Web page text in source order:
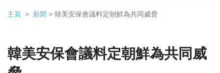
主頁 新聞 > 韓美安保會議料定朝鮮為共同威脅
韓美安保會議料定朝鮮為共同威